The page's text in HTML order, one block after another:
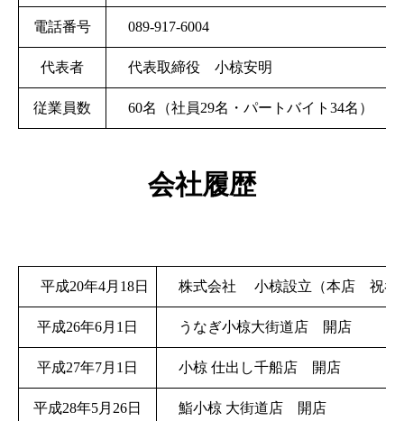
電話番号 089-917-6004
代表者 代表取締役 小椋安明
従業員数 60名（社員29名・パートバイト34名）
会社履歴
平成20年4月18日 株式会社 小椋設立（本店 祝谷
平成26年6月1日 うなぎ小椋大街道店 開店
平成27年7月1日 小椋 仕出し千船店 開店
平成28年5月26日 鮨小椋 大街道店 開店